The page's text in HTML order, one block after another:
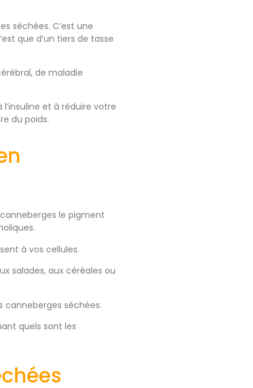
séchées. C’est une
que d’un tiers de tasse
de maladie
et à réduire votre
du poids.
le pigment
à vos cellules.
salades, aux céréales ou
canneberges séchées.
quels sont les